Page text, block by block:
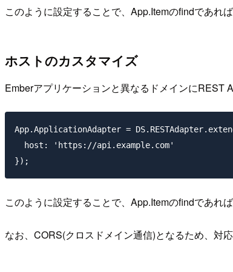
このように設定することで、App.Itemのfindであれば
ホストのカスタマイズ
Emberアプリケーションと異なるドメインにREST
App.ApplicationAdapter =
  host: 'https://api.example.com'
このように設定することで、App.Itemのfindであれば
なお、CORS(クロスドメイン通信)となるため、対